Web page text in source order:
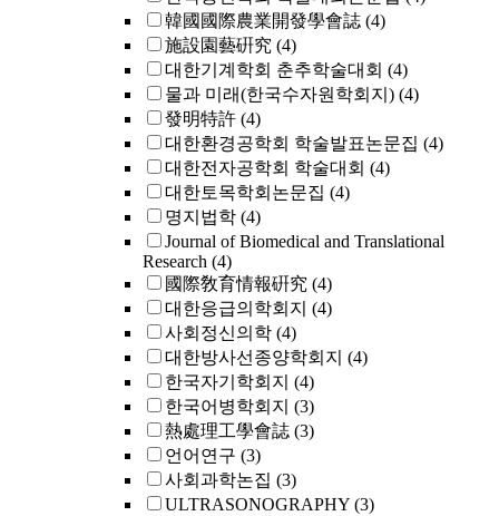
韓國國際農業開發學會誌 (4)
施設園藝硏究 (4)
대한기계학회 춘추학술대회 (4)
물과 미래(한국수자원학회지) (4)
發明特許 (4)
대한환경공학회 학술발표논문집 (4)
대한전자공학회 학술대회 (4)
대한토목학회논문집 (4)
명지법학 (4)
Journal of Biomedical and Translational
Research (4)
國際敎育情報硏究 (4)
대한응급의학회지 (4)
사회정신의학 (4)
대한방사선종양학회지 (4)
한국자기학회지 (4)
한국어병학회지 (3)
熱處理工學會誌 (3)
언어연구 (3)
사회과학논집 (3)
ULTRASONOGRAPHY (3)